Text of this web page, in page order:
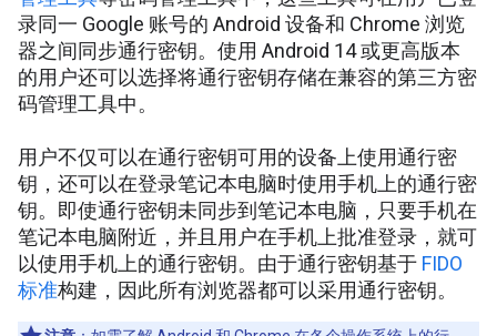
录同一 Google 账号的 Android 设备和 Chrome 浏览
器之间同步通行密钥。使用 Android 14 或更高版本
的用户还可以选择将通行密钥存储在兼容的第三方密
码管理工具中。
用户不仅可以在通行密钥可用的设备上使用通行密
钥，还可以在登录笔记本电脑时使用手机上的通行密
钥。即使通行密钥未同步到笔记本电脑，只要手机在
笔记本电脑附近，并且用户在手机上批准登录，就可
以使用手机上的通行密钥。由于通行密钥基于 FIDO
标准构建，因此所有浏览器都可以采用通行密钥。